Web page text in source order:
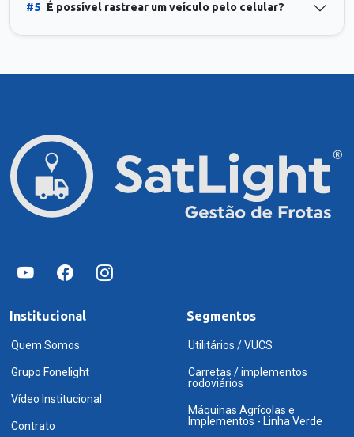
#5 É possível rastrear um veículo pelo celular?
Institucional
Quem Somos
Grupo Fonelight
Vídeo Institucional
Contrato
Segmentos
Utilitários / VUCS
Carretas / implementos
rodoviários
Máquinas Agrícolas e
Implementos - Linha Verde